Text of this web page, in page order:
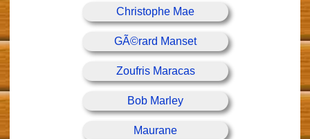
Christophe Mae
GÃ©rard Manset
Zoufris Maracas
Bob Marley
Maurane